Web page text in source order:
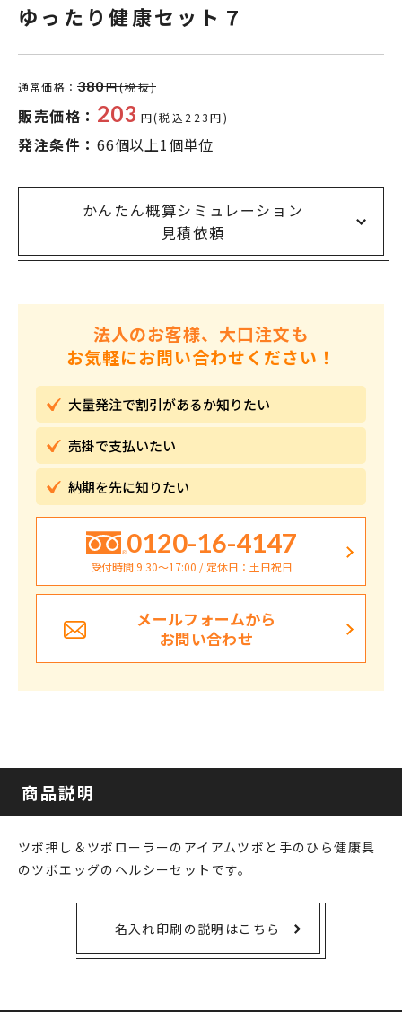
ゆったり健康セット７
通常価格： 380円(税抜)
販売価格： 203 円(税込223円)
発注条件： 66個以上1個単位
かんたん概算シミュレーション
見積依頼
法人のお客様、大口注文も
お気軽にお問い合わせください！
大量発注で割引があるか知りたい
売掛で支払いたい
納期を先に知りたい
0120-16-4147
受付時間 9:30〜17:00 / 定休日：土日祝日
メールフォームから
お問い合わせ
商品説明
ツボ押し＆ツボローラーのアイアムツボと手のひら健康具
のツボエッグのヘルシーセットです。
名入れ印刷の説明はこちら